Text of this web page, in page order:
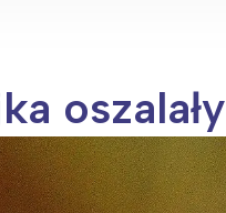
oszalały